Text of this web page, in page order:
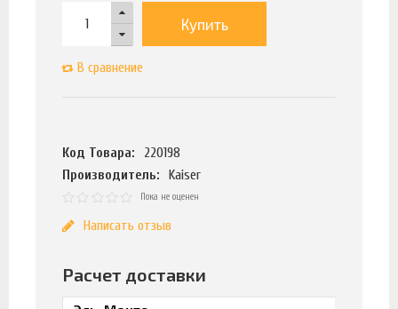
Купить
В сравнение
Код Товара:
220198
Производитель:
Kaiser
Пока не оценен
Написать отзыв
Расчет доставки